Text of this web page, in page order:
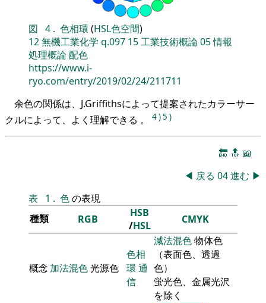
図 4 . 色相環 (HSL色空間)
12無機工業化学 q.097 15工業技術概論05情報
処理概論配色
https://www.i-
ryo.com/entry/2019/02/24/211711
余色の関係は、J.Griffithsによって提案されたカラーサー
クルによって、よく理解できる 。
4)5 )
🔚 🔝 📖
◀ 戻る 04進む ▶
表
1 . 色の表現
種類
RGB
HSB
/HSL CMYK
概念 加法混色光源色
色相
環 通
信
減法混色物体色
（表面色、透過
色）
蛍光色、金属光沢
を除く